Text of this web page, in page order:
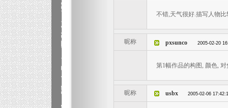
不错,天气很好.描写人物
昵称 pxsunco 2005-02-20
第1幅作品的构图, 颜色,
昵称 usbx 2005-02-06